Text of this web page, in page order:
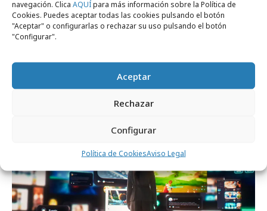
navegación. Clica AQUÍpara más información sobre la Política de
Cookies. Puedes aceptar todas las cookies pulsando el botón
"Aceptar" o configurarlas o rechazar su uso pulsando el botón
"Configurar".
Aceptar
Rechazar
Configurar
Política de CookiesAviso Legal
lunes, 20 de julio 2026
Cara a cara con el hombre que vendió el